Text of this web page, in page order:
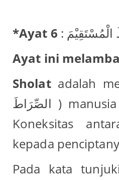
*Ayat 6
الْمُسْتَقِيْمَ
Ayat ini
Sholatadalah
الصِّرَاطَ ) manusia menuju Tuhan.
Koneksitas
kepada